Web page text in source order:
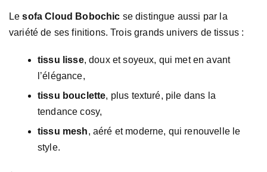
Lesofa Cloud Bobochic se distingue aussi par la
variété de ses finitions. Trois grands univers de tissus :
tissu lisse, doux et soyeux, qui met en avant
l’élégance,
tissu bouclette, plus texturé, pile dans la
tendance cosy,
tissu mesh, aéré et moderne, qui renouvelle le
style.